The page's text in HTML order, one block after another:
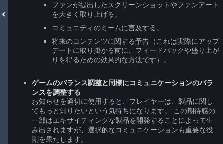
ファンが提出したスクリーンショットやファンアート
を大きく取り上げる。
コミュニティのミームに言及する。
将来のコンテンツに関する予告（これは実際にアップ
デートに取り掛かる前に、フィードバックや盛り上が
りを得るための効果的な方法です）。
ゲームのバランス調整と同様にコミュニケーションのバラ
ンスを調整する
お知らせを適切に使用すると、プレイヤーは、製品に関し
てもっと知りたいという気持ちになります。 この期待感の
一部はエキサイティングな製品を開発することによって生
み出されますが、選択的なコミュニケーションも重要な役
割を果たします。